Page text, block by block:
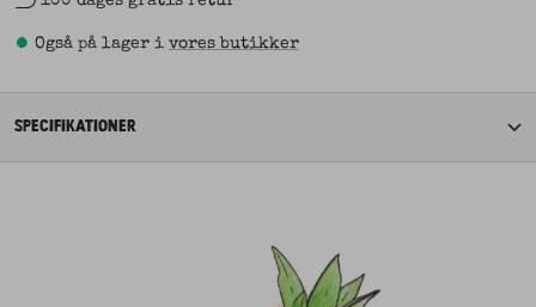
• Også på lager i vores butikker
SPECIFIKATIONER